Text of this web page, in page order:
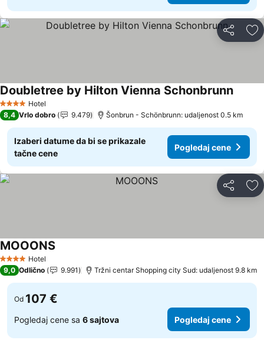
Deli
4 ZvezdiceHotel
Doubletree by Hilton Vienna Schonbrunn
8,4 Vrlo dobro 9.479 Šonbrun - Schönbrunn: udaljenost 0.5 km
Izaberi datume da bi se prikazale
tačne cene
Pogledaj cene
Deli
4 ZvezdiceHotel
MOOONS
9,0 Odlično 9.991 Tržni centar Shopping city Sud: udaljenost 9.8 km
Od 107 €
Pogledaj cene sa 6 sajtova Pogledaj cene